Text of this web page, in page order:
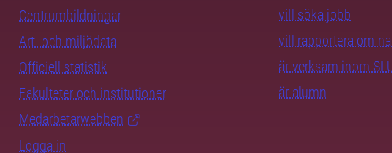
Centrumbildningar
Art- och miljödata
Officiell statistik
Fakulteter och institutioner
Medarbetarwebben
Logga in
vill söka jobb
vill rapportera om
är verksam inom
är alumn